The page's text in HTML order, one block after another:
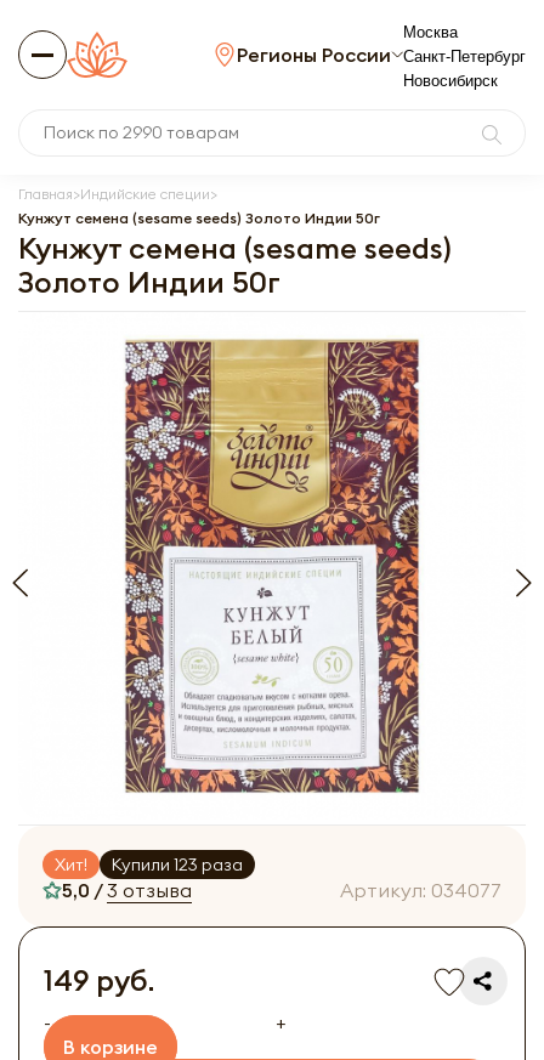
Регионы России
Москва
Санкт-Петербург
Новосибирск
Главная Индийские специи
Кунжут семена (sesame seeds) Золото Индии 50г
Кунжут семена (sesame seeds)
Золото Индии 50г
Хит! Купили 123 раза
5,0 /3 отзыва Артикул: 034077
149 руб.
-
+
В корзине